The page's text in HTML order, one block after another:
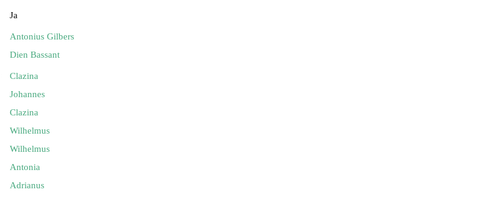
Ja
Antonius Gilbers
Dien Bassant
Clazina
Johannes
Clazina
Wilhelmus
Wilhelmus
Antonia
Adrianus